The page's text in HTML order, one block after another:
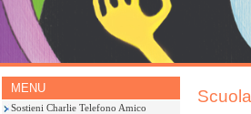
MENU
Sostieni Charlie Telefono Amico